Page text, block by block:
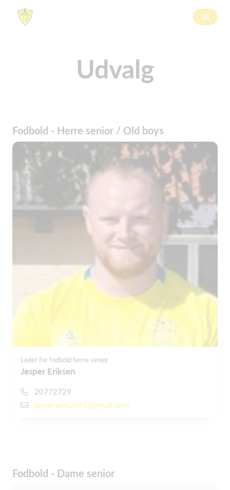
Udvalg
Fodbold - Herre senior / Old boys
Leder for fodbold herre senior
Jesper Eriksen
20772729
jesperwietze95@gmail.com
Fodbold - Dame senior